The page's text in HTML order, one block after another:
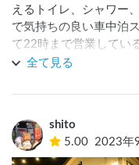
えるトイレ、シャワー
で気持ちの良い車中泊
て22時まで営業してい
すぐ注文できるのが嬉
来たらまた寄りたいス
全て見る
shito
5.00 2023年